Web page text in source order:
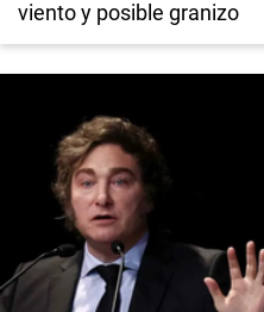
viento y posible granizo